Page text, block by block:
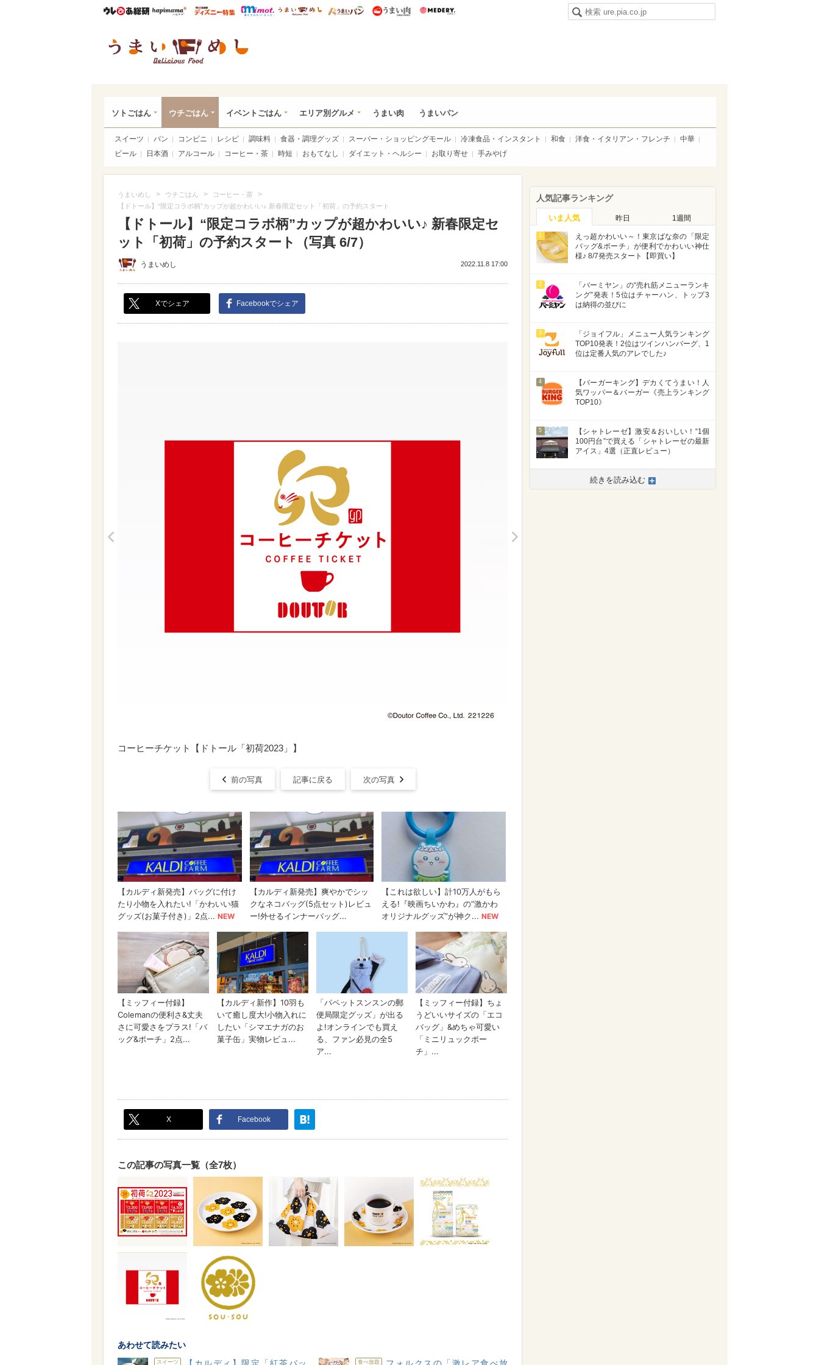
ウレぴあ総研ハピママ* ウレぴあ総研 ディズニー特集
mimot. うまいめし うまいパン うまい肉
ソトごはん ウチごはん イベントごはん エリア別グルメ うまい肉 うまいパン
スイーツ パン コンビニ レシピ 調味料 食器・調理グッズ スーパー・ショッピングモール 冷凍食品・インスタント 和食 洋食・イタリアン・フレンチ
中華
ビール
日本酒 アルコール コーヒー・茶 時短 おもてなし ダイエット・ヘルシー お取り寄せ 手みやげ
うまいめし > ウチごはん > コーヒー・茶 >
【ドトール】“限定コラボ柄”カップが超かわいい♪ 新春限定セット「初荷」の予約スタート
【ドトール】“限定コラボ柄”カップが超かわいい♪ 新春限定セ
ット「初荷」の予約スタート（写真 6/7）
うまいめし 2022.11.8 17:00
Xでシェア Facebookでシェア
コーヒーチケット【ドトール「初荷2023」】
前の写真 記事に戻る 次の写真
X Facebook
この記事の写真一覧（全7枚）
あわせて読みたい
スイーツ 食べ放題
人気記事ランキング
いま人気 昨日 1週間
1
えっ超かわいい～！東京ばな奈の「限定
バッグ&ポーチ」が便利でかわいい神仕
様♪ 8/7発売スタート【即買い】
2
「バーミヤン」の“売れ筋メニューランキ
ング”発表！5位はチャーハン、トップ3
は納得の並びに
3
「ジョイフル」メニュー人気ランキング
TOP10発表！2位はツインハンバーグ、1
位は定番人気のアレでした♪
4
【バーガーキング】デカくてうまい！人
気ワッパー＆バーガー《売上ランキング
TOP10》
5
【シャトレーゼ】激安＆おいしい！“1個
100円台”で買える「シャトレーゼの最新
アイス」4選（正直レビュー）
続きを読み込む